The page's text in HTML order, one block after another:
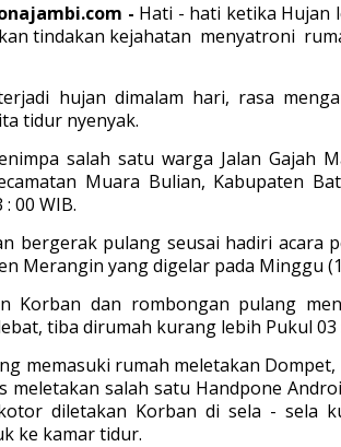
- Hati - hati ketika Hujan
tindakan kejahatan menyatroni
hujan dimalam hari, rasa
tidur nyenyak.
salah satu warga Jalan Gajah
Muara Bulian, Kabupaten
00 WIB.
bergerak pulang seusai hadiri acara
Merangin yang digelar pada Minggu
Korban dan rombongan pulang
tiba dirumah kurang lebih Pukul 03
memasuki rumah meletakan
meletakan salah satu Handpone
diletakan Korban di sela - sela
ke kamar tidur.